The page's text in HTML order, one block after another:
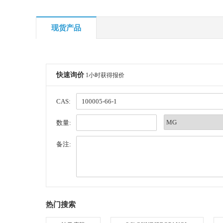
现货产品
快速询价 1小时获得报价
CAS:
数量:
备注:
热门搜索